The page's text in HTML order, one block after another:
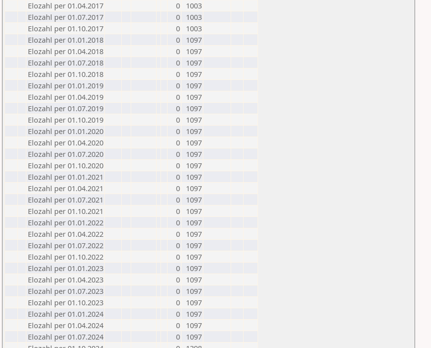
Elozahl per 01.04.2017
0
1003
Elozahl per 01.07.2017
0
1003
Elozahl per 01.10.2017
0
1003
Elozahl per 01.01.2018
0
1097
Elozahl per 01.04.2018
0
1097
Elozahl per 01.07.2018
0
1097
Elozahl per 01.10.2018
0
1097
Elozahl per 01.01.2019
0
1097
Elozahl per 01.04.2019
0
1097
Elozahl per 01.07.2019
0
1097
Elozahl per 01.10.2019
0
1097
Elozahl per 01.01.2020
0
1097
Elozahl per 01.04.2020
0
1097
Elozahl per 01.07.2020
0
1097
Elozahl per 01.10.2020
0
1097
Elozahl per 01.01.2021
0
1097
Elozahl per 01.04.2021
0
1097
Elozahl per 01.07.2021
0
1097
Elozahl per 01.10.2021
0
1097
Elozahl per 01.01.2022
0
1097
Elozahl per 01.04.2022
0
1097
Elozahl per 01.07.2022
0
1097
Elozahl per 01.10.2022
0
1097
Elozahl per 01.01.2023
0
1097
Elozahl per 01.04.2023
0
1097
Elozahl per 01.07.2023
0
1097
Elozahl per 01.10.2023
0
1097
Elozahl per 01.01.2024
0
1097
Elozahl per 01.04.2024
0
1097
Elozahl per 01.07.2024
0
1097